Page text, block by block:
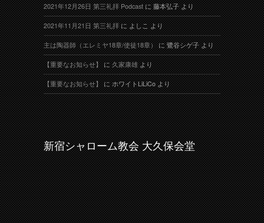
2021年12月26日 第三礼拝 Podcastに藤本弘子より
2021年11月21日 第三礼拝によしこより
主は陶器師（エレミヤ18章/使徒18章）に鷺谷シゲ子より
【重要なお知らせ】に久家康雄より
【重要なお知らせ】にホワイトLiLiCoより
新宿シャローム教会 大久保会堂